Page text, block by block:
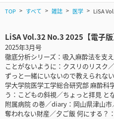
TOP すべて 雑誌 医学 LiSA
LiSA Vol.32 No.3 2025【電子版
2025年3月号
徹底分析シリーズ：吸入麻酔法を支
ことがないように：クスリのリスク
ずっと一緒にいないので教えられな
学大学院医学工学総合研究部 麻酔科
う：こどもの斜視／ちょっと拝見 と
附属病院 の巻／diary：岡山県津山
奪われない財産／夕ご飯 何にする？